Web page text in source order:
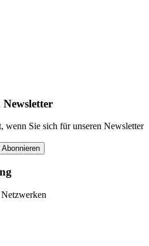
wenn Sie sich für unseren Newsletter
Abonnieren